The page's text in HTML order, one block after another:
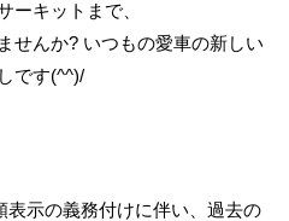
ーキットまで、
せんか? いつもの愛車の新しい
です(^^)/
表示の義務付けに伴い、過去の